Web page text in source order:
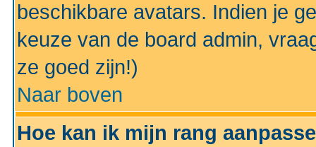
beschikbare avatars. Indien je
keuze van de board admin,
ze goed zijn!)
Naar boven
Hoe kan ik mijn rang